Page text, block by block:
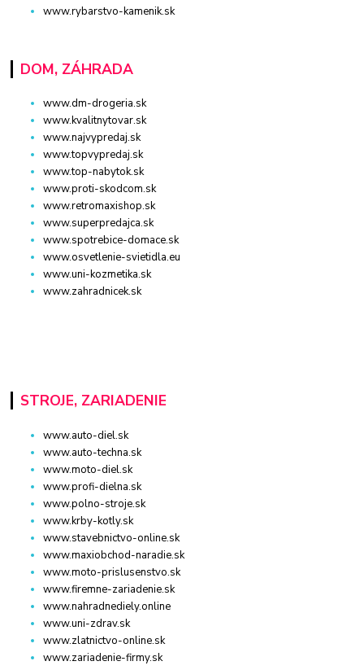
www.rybarstvo-kamenik.sk
DOM, ZÁHRADA
www.dm-drogeria.sk
www.kvalitnytovar.sk
www.najvypredaj.sk
www.topvypredaj.sk
www.top-nabytok.sk
www.proti-skodcom.sk
www.retromaxishop.sk
www.superpredajca.sk
www.spotrebice-domace.sk
www.osvetlenie-svietidla.eu
www.uni-kozmetika.sk
www.zahradnicek.sk
STROJE, ZARIADENIE
www.auto-diel.sk
www.auto-techna.sk
www.moto-diel.sk
www.profi-dielna.sk
www.polno-stroje.sk
www.krby-kotly.sk
www.stavebnictvo-online.sk
www.maxiobchod-naradie.sk
www.moto-prislusenstvo.sk
www.firemne-zariadenie.sk
www.nahradnediely.online
www.uni-zdrav.sk
www.zlatnictvo-online.sk
www.zariadenie-firmy.sk